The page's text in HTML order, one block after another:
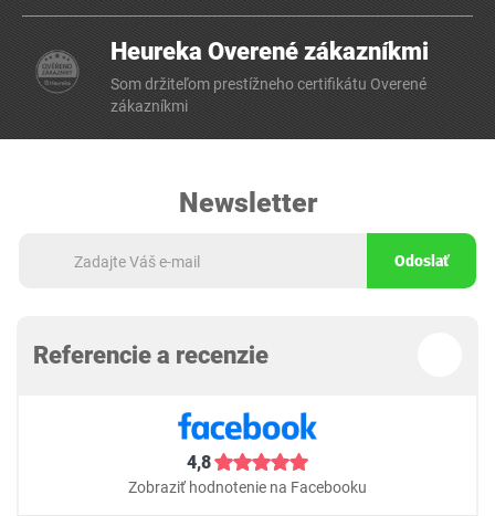
Heureka Overené zákazníkmi
Som držiteľom prestížneho certifikátu Overené
zákazníkmi
Newsletter
Odoslať
Referencie a recenzie
4,8
Zobraziť hodnotenie na Facebooku